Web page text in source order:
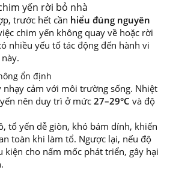
yến rời bỏ nhà
trước hết cần hiểu đúng nguyên
chim yến không quay về hoặc rời
nhiều yếu tố tác động đến hành vi
ổn định
nhạy cảm với môi trường sống. Nhiệt
nên duy trì ở mức27–29°C và độ
tổ yến dễ giòn, khó bám dính, khiến
toàn khi làm tổ. Ngược lại, nếu độ
kiện cho nấm mốc phát triển, gây hại